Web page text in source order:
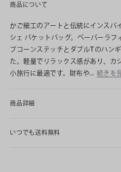
商品について
かご細工のアートと伝統にインスパ
シェ バケットバッグ。ペーパーラフ
プコーンステッチとダブルTのハン
た。軽量でリラックス感があり、カ
小旅行に最適です。財布や… 続きを
商品詳細
いつでも送料無料